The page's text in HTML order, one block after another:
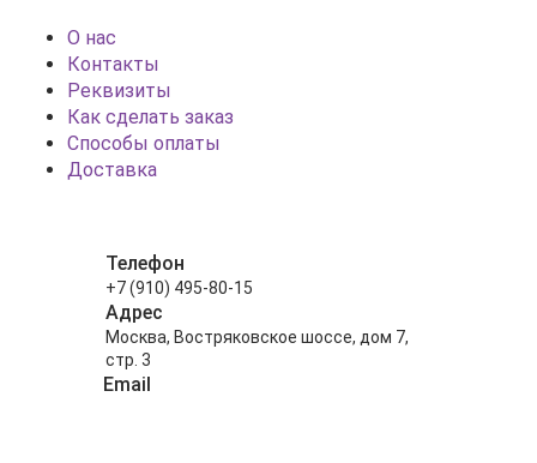
О нас
Контакты
Реквизиты
Как сделать заказ
Способы оплаты
Доставка
Телефон
+7 (910) 495-80-15
Адрес
Москва, Востряковское шоссе, дом 7,
стр. 3
Email